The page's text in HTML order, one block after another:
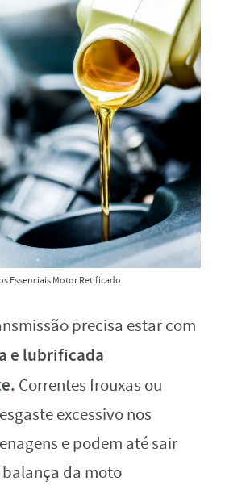
Essenciais Motor Retificado
precisa estar com
e lubrificada
Correntes frouxas ou
excessivo nos
e podem até sair
balança da moto